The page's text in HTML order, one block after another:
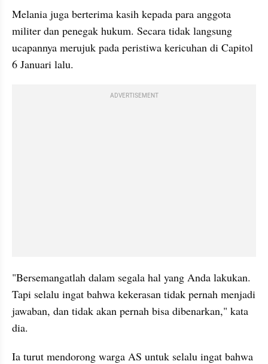
Melania juga berterima kasih kepada para anggota
militer dan penegak hukum. Secara tidak langsung
ucapannya merujuk pada peristiwa kericuhan di Capitol
6 Januari lalu.
ADVERTISEMENT
"Bersemangatlah dalam segala hal yang Anda lakukan.
Tapi selalu ingat bahwa kekerasan tidak pernah menjadi
jawaban, dan tidak akan pernah bisa dibenarkan," kata
dia.
Ia turut mendorong warga AS untuk selalu ingat bahwa